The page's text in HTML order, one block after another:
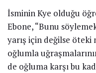
İsminin Kye olduğu
Ebone, “Bunu
yarış için değilse öteki
oğlumla
de oğluma karşı bu